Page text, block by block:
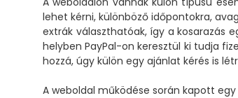
lehet kérni, különböző időpontokra,
extrák választhatóak, így a kosarazás
helyben PayPal-on keresztül ki tudja
hozzá, úgy külön egy ajánlat kérés is
A weboldal működése során kapott